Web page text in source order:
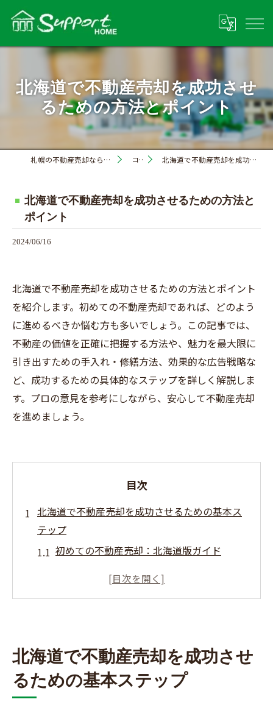
北海道で不動産売却を成功させ
るための方法とポイント
札幌の不動産売却なら株式会社サポートホーム コラム 北海道で不動産売却を成功させるための方法とポイント
北海道で不動産売却を成功させるための方法と
ポイント
2024/06/16
北海道で不動産売却を成功させるための方法とポイント
を紹介します。初めての不動産売却であれば、どのよう
に進めるべきか悩む方も多いでしょう。この記事では、
不動産の価値を正確に把握する方法や、魅力を最大限に
引き出すための手入れ・修繕方法、効果的な広告戦略な
ど、成功するための具体的なステップを詳しく解説しま
す。プロの意見を参考にしながら、安心して不動産売却
を進めましょう。
目次
北海道で不動産売却を成功させるための基本ス
テップ
初めての不動産売却：北海道版ガイド
不動産売却の流れと必要な準備
売却活動のスケジュールとタイムライン
不動産売却に必要な書類と手続き
北海道の不動産売却で知っておきたい市場価値
北海道で不動産売却を成功させ
るための基本ステップ